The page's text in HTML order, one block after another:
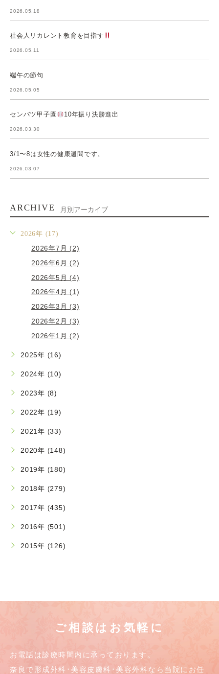
2026.05.18
社会人リカレント教育を目指す
2026.05.11
端午の節句
2026.05.05
センバツ甲子園 10年振り決勝進出
2026.03.30
3/1〜8は女性の健康週間です。
2026.03.07
ARCHIVE 月別アーカイブ
2026年 (17)
2026年7月 (2)
2026年6月 (2)
2026年5月 (4)
2026年4月 (1)
2026年3月 (3)
2026年2月 (3)
2026年1月 (2)
2025年 (16)
2024年 (10)
2023年 (8)
2022年 (19)
2021年 (33)
2020年 (148)
2019年 (180)
2018年 (279)
2017年 (435)
2016年 (501)
2015年 (126)
ご相談はお気軽に
お電話は診療時間内に承っております。
奈良で形成外科･美容皮膚科･美容外科なら当院にお任